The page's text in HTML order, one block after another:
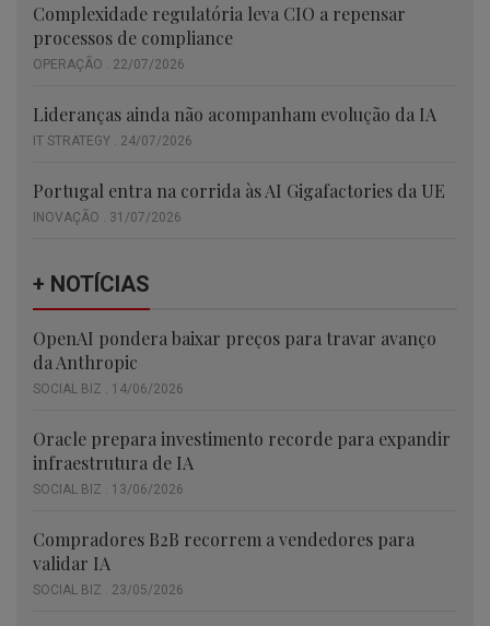
Complexidade regulatória leva CIO a repensar
processos de compliance
OPERAÇÃO . 22/07/2026
Lideranças ainda não acompanham evolução da IA
IT STRATEGY . 24/07/2026
Portugal entra na corrida às AI Gigafactories da UE
INOVAÇÃO . 31/07/2026
+ NOTÍCIAS
OpenAI pondera baixar preços para travar avanço
da Anthropic
SOCIAL BIZ . 14/06/2026
Oracle prepara investimento recorde para expandir
infraestrutura de IA
SOCIAL BIZ . 13/06/2026
Compradores B2B recorrem a vendedores para
validar IA
SOCIAL BIZ . 23/05/2026